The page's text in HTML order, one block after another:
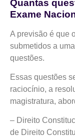
Quantas
Exame
A previsão é que
submetidos a
questões.
Essas questões
raciocínio, a
magistratura,
– Direito
de Direito